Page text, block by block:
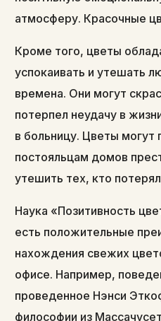
атмосферу. Красочные
Кроме того, цветы
успокаивать и утешать
времена. Они могут
потерпел неудачу в
в больницу. Цветы могут
постояльцам домов
утешить тех, кто
Наука «Позитивность
есть положительные
нахождения свежих
офисе. Например,
проведенное Нэнси
философии из